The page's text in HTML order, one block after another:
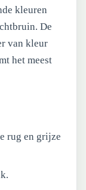
kleuren
De
van kleur
het meest
rug en grijze